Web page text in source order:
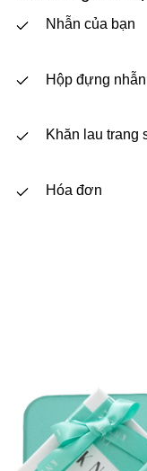
Nhẫn của bạn
Hộp đựng nhẫn
Khăn lau trang
Hóa đơn